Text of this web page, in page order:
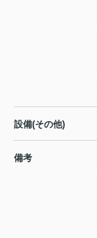
設備(その他)
備考